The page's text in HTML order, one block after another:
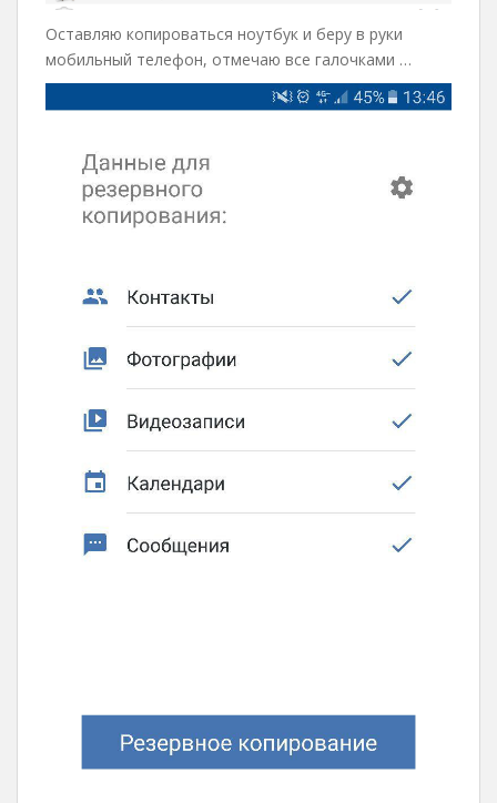
Оставляю копироваться ноутбук и беру в руки
мобильный телефон, отмечаю все галочками …